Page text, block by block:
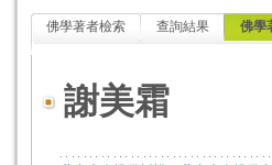
佛學著者檢索 查詢結果 佛學
謝美霜